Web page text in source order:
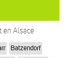
en Alsace
Batzendorf